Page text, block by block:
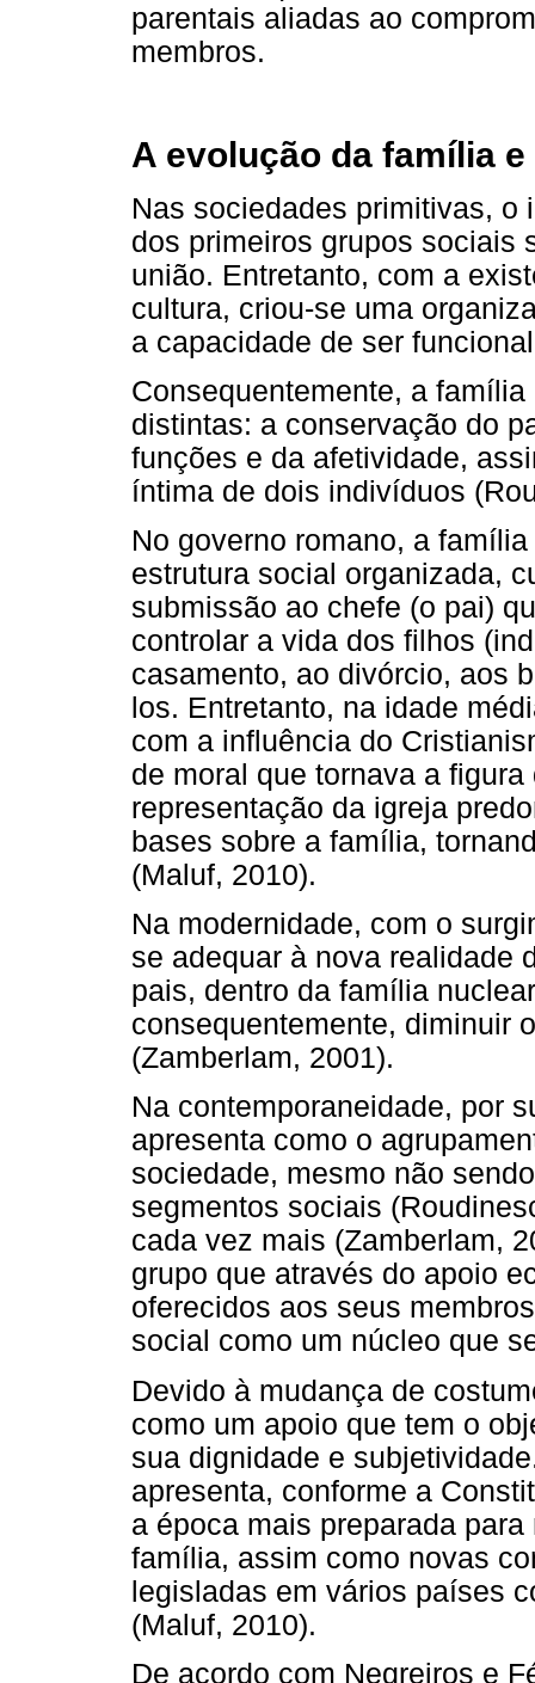
parentais aliadas ao
membros.
A evolução da família
Nas sociedades primitivas, o
dos primeiros grupos sociais
união. Entretanto, com a
cultura, criou-se uma
a capacidade de ser
Consequentemente, a
distintas: a conservação do
funções e da afetividade,
íntima de dois indivíduos
No governo romano, a
estrutura social organizada,
submissão ao chefe (o pai)
controlar a vida dos filhos
casamento, ao divórcio, aos
los. Entretanto, na idade
com a influência do
de moral que tornava a
representação da igreja
bases sobre a família,
(Maluf, 2010).
Na modernidade, com o
se adequar à nova realidade
pais, dentro da família
consequentemente, diminuir
(Zamberlam, 2001).
Na contemporaneidade, por
apresenta como o
sociedade, mesmo não
segmentos sociais
cada vez mais (Zamberlam,
grupo que através do apoio
oferecidos aos seus
social como um núcleo que
Devido à mudança de
como um apoio que tem o
sua dignidade e
apresenta, conforme a
a época mais preparada
família, assim como novas
legisladas em vários países
(Maluf, 2010).
De acordo com Negreiros e